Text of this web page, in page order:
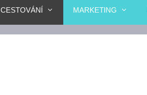
CESTOVÁNÍ MARKETING